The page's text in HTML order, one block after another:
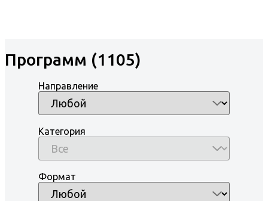
Программ (1105)
Направление
Категория
Формат